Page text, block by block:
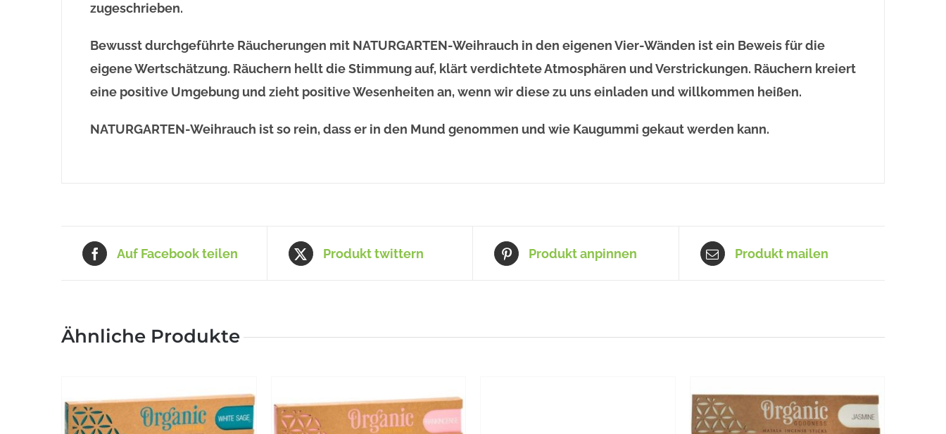
zugeschrieben.
Bewusst durchgeführte Räucherungen mit NATURGARTEN-Weihrauch in den eigenen Vier-Wänden ist ein Beweis für die
eigene Wertschätzung. Räuchern hellt die Stimmung auf, klärt verdichtete Atmosphären und Verstrickungen. Räuchern kreiert
eine positive Umgebung und zieht positive Wesenheiten an, wenn wir diese zu uns einladen und willkommen heißen.
NATURGARTEN-Weihrauch ist so rein, dass er in den Mund genommen und wie Kaugummi gekaut werden kann.
Auf Facebook teilen Produkt twittern Produkt anpinnen Produkt mailen
Ähnliche Produkte